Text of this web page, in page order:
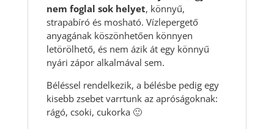
nem foglal sok helyet, könnyű,
strapabíró és mosható. Vízlepergető
anyagának köszönhetően könnyen
letörölhető, és nem ázik át egy könnyű
nyári zápor alkalmával sem.
Béléssel rendelkezik, a bélésbe pedig egy
kisebb zsebet varrtunk az apróságoknak:
rágó, csoki, cukorka 🙂